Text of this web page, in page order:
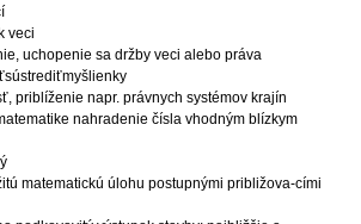
veci
uchopenie sa držby veci alebo práva
priblíženie napr. právnych systémov krajín
nahradenie čísla vhodným blízkym
matematickú úlohu postupnými približova-cími